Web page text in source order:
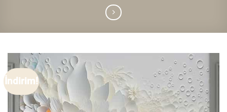
İndirim!